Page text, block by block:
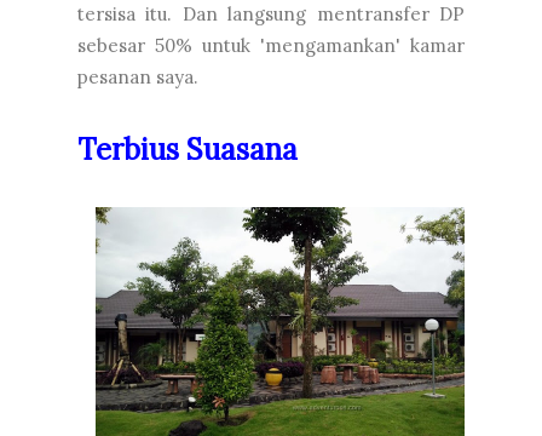
tersisa itu. Dan langsung mentransfer DP
sebesar 50% untuk 'mengamankan' kamar
pesanan saya.
Terbius Suasana